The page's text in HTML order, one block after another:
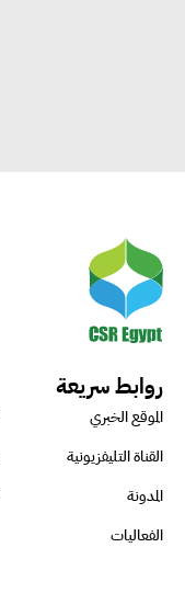
روابط سريعة
الموقع الخبري
القناة التليفزيونية
المدونة
الفعاليات